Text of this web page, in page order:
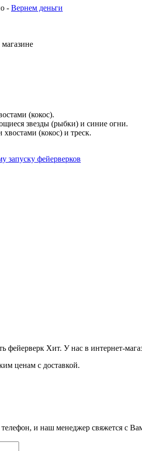
- Вернем деньги
(кокос).
звезды (рыбки) и синие огни.
(кокос) и треск.
запуску фейерверков
фейерверк Хит. У нас в интернет-
ценам с доставкой.
и наш менеджер свяжется с